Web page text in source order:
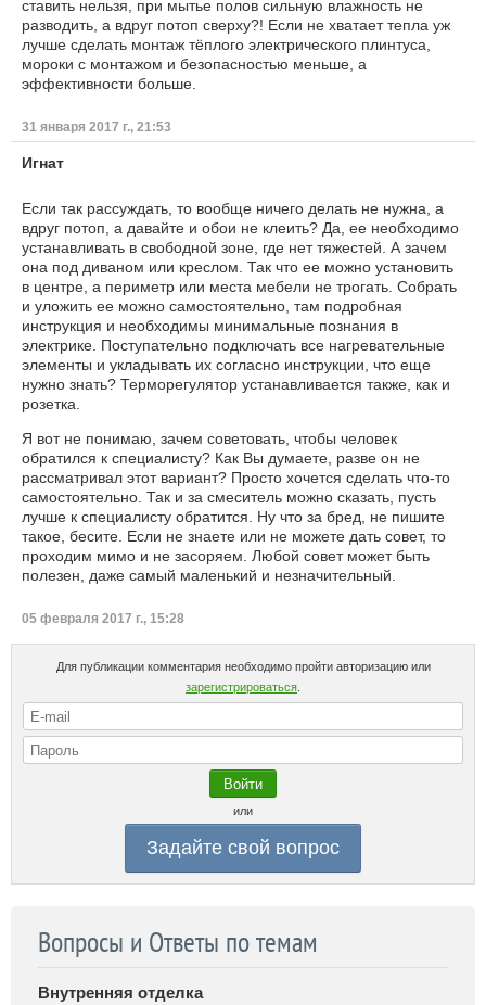
ставить нельзя, при мытье полов сильную влажность не
разводить, а вдруг потоп сверху?! Если не хватает тепла уж
лучше сделать монтаж тёплого электрического плинтуса,
мороки с монтажом и безопасностью меньше, а
эффективности больше.
31 января 2017 г., 21:53
Игнат
Если так рассуждать, то вообще ничего делать не нужна, а
вдруг потоп, а давайте и обои не клеить? Да, ее необходимо
устанавливать в свободной зоне, где нет тяжестей. А зачем
она под диваном или креслом. Так что ее можно установить
в центре, а периметр или места мебели не трогать. Собрать
и уложить ее можно самостоятельно, там подробная
инструкция и необходимы минимальные познания в
электрике. Поступательно подключать все нагревательные
элементы и укладывать их согласно инструкции, что еще
нужно знать? Терморегулятор устанавливается также, как и
розетка.
Я вот не понимаю, зачем советовать, чтобы человек
обратился к специалисту? Как Вы думаете, разве он не
рассматривал этот вариант? Просто хочется сделать что-то
самостоятельно. Так и за смеситель можно сказать, пусть
лучше к специалисту обратится. Ну что за бред, не пишите
такое, бесите. Если не знаете или не можете дать совет, то
проходим мимо и не засоряем. Любой совет может быть
полезен, даже самый маленький и незначительный.
05 февраля 2017 г., 15:28
Для публикации комментария необходимо пройти авторизацию или
зарегистрироваться
или
Задайте свой вопрос
Вопросы и Ответы по темам
Внутренняя отделка